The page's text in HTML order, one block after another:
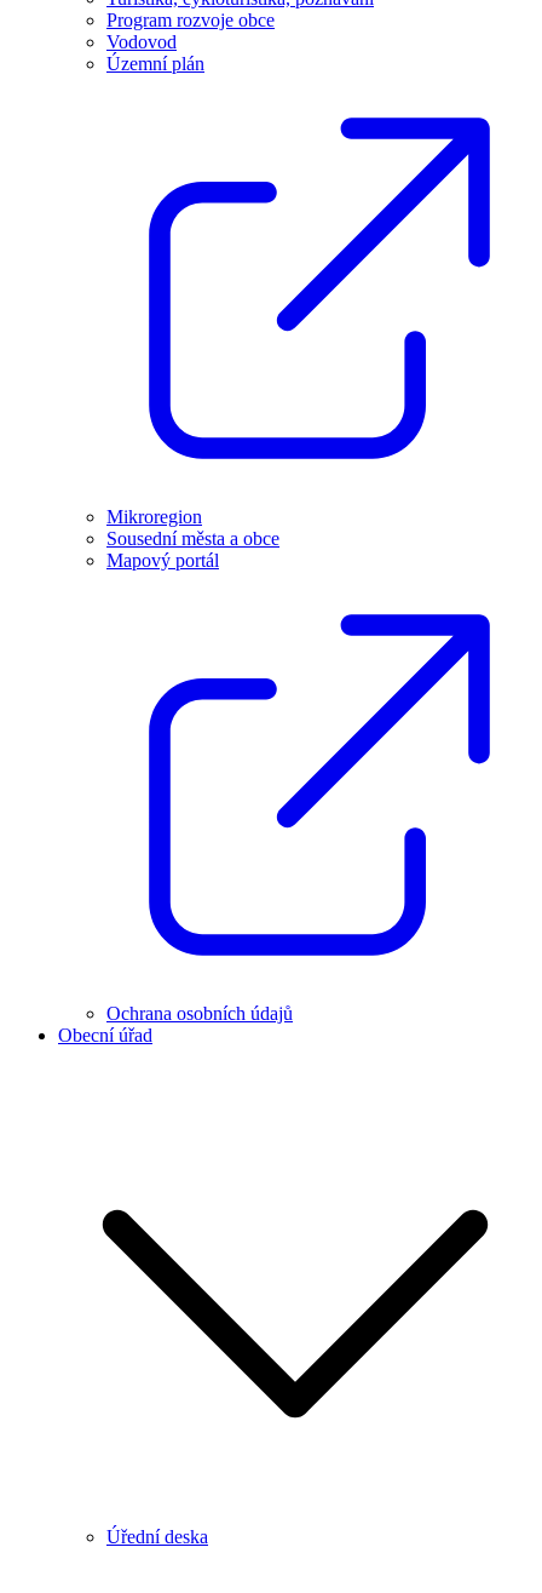
Program rozvoje obce
Vodovod
Územní plán
Mikroregion
Sousední města a obce
Mapový portál
Ochrana osobních údajů
Obecní úřad
Úřední deska